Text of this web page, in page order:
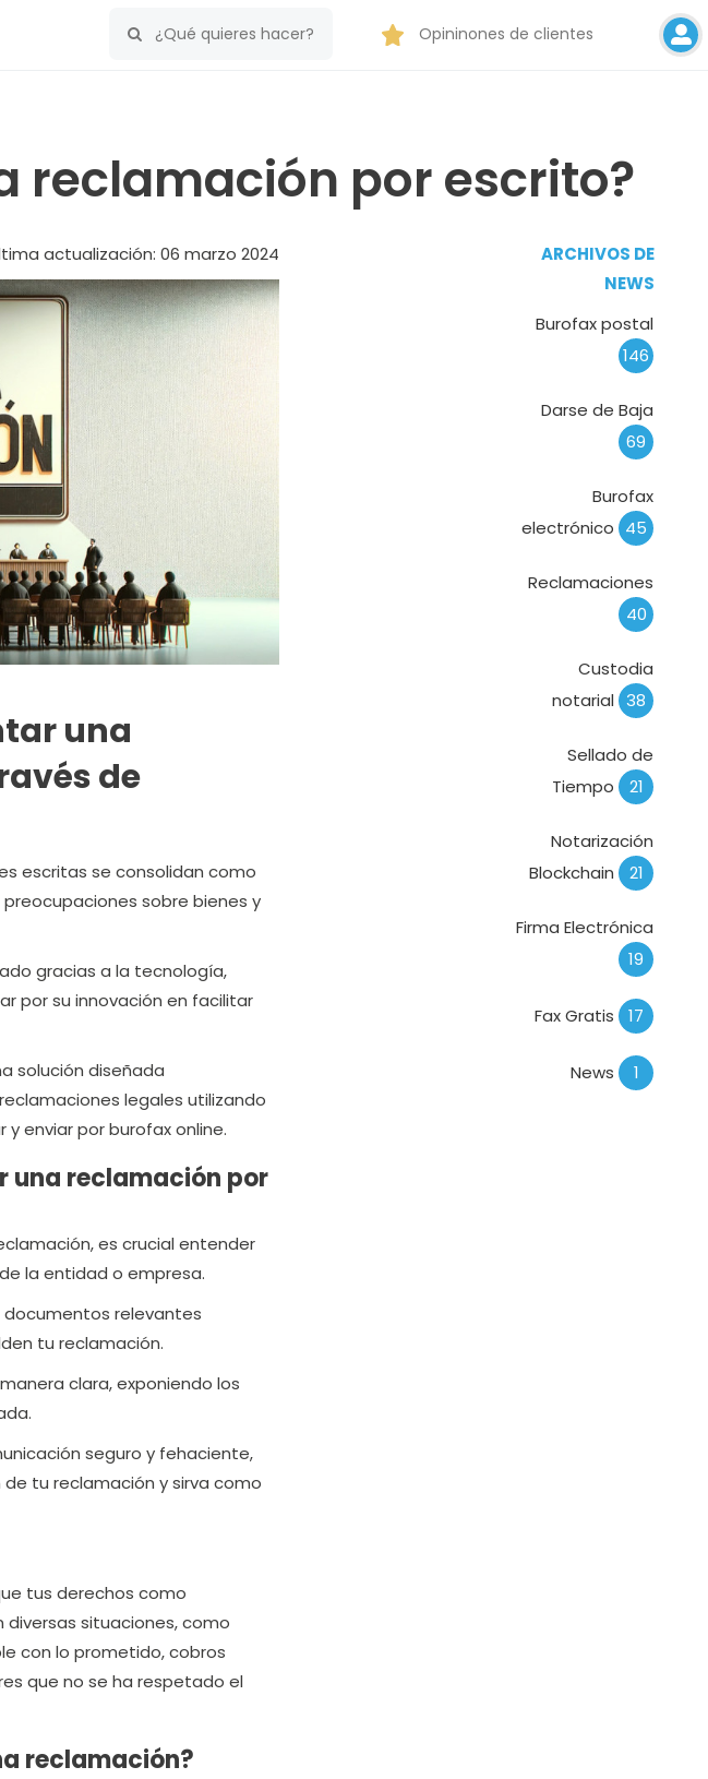
Opininones de clientes
reclamación por escrito?
actualización: 06 marzo 2024
una
de
escritas se consolidan como
sobre bienes y
gracias a la tecnología,
por su innovación en facilitar
solución diseñada
legales utilizando
enviar por burofax online.
una reclamación por
es crucial entender
la entidad o empresa.
relevantes
tu reclamación.
clara, exponiendo los
seguro y fehaciente,
tu reclamación y sirva como
tus derechos como
situaciones, como
con lo prometido, cobros
que no se ha respetado el
reclamación?
ARCHIVOS DE
NEWS
Burofax postal
146
Darse de Baja
69
Burofax
electrónico 45
Reclamaciones
40
Custodia
notarial 38
Sellado de
Tiempo
21
Notarización
Blockchain
21
Firma Electrónica
19
Fax Gratis 17
News 1